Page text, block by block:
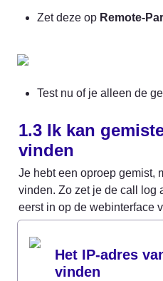
Zet deze op Remote-
Test nu of je alleen de
1.3 Ik kan
vinden
Je hebt een oproep gemist,
vinden. Zo zet je de call log
eerst in op de webinterface
Het IP-adres
vinden